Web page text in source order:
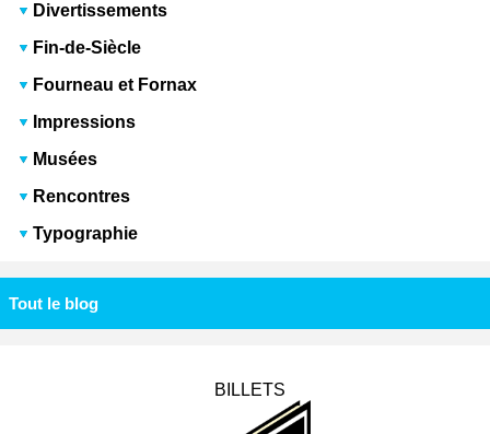
Divertissements
Fin-de-Siècle
Fourneau et Fornax
Impressions
Musées
Rencontres
Typographie
Tout le blog
BILLETS